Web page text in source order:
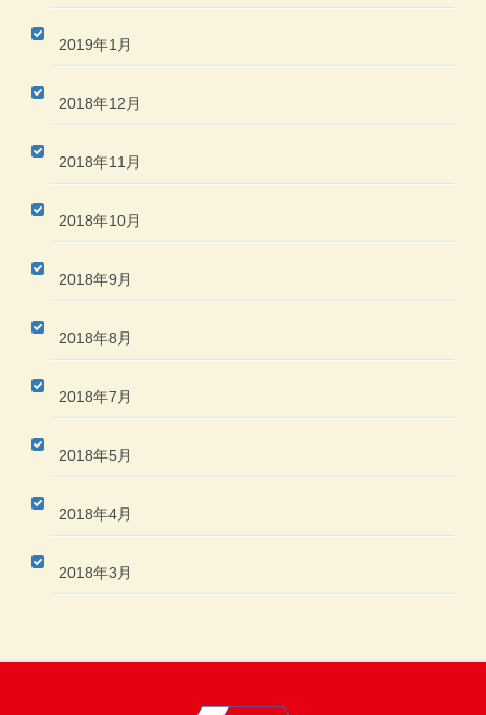
2019年1月
2018年12月
2018年11月
2018年10月
2018年9月
2018年8月
2018年7月
2018年5月
2018年4月
2018年3月